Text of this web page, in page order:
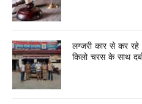
लग्जरी कार से कर
किलो चरस के साथ